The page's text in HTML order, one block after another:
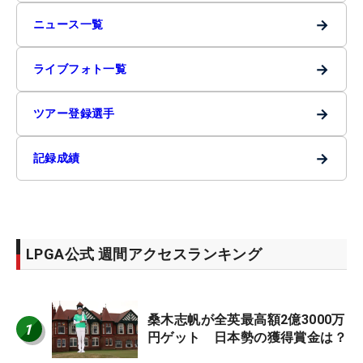
ニュース一覧 →
ライブフォト一覧 →
ツアー登録選手 →
記録成績 →
LPGA公式 週間アクセスランキング
1
桑木志帆が全英最高額2億3000万
円ゲット 日本勢の獲得賞金は？